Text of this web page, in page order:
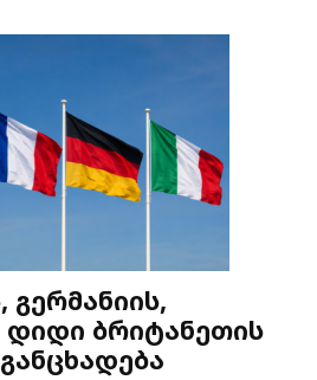
გერმანიის,
ბრიტანეთის